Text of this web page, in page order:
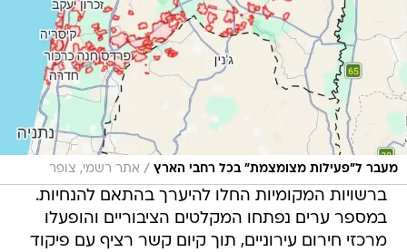
מעבר ל"פעילות מצומצמת" בכל רחבי הארץ / אתר רשמי, צופר
ברשויות המקומיות החלו להיערך בהתאם להנחיות.
במספר ערים נפתחו המקלטים הציבוריים והופעלו
מרכזי חירום עירוניים, תוך קיום קשר רציף עם פיקוד